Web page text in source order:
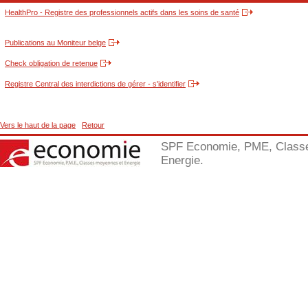
HealthPro - Registre des professionnels actifs dans les soins de santé
Publications au Moniteur belge
Check obligation de retenue
Registre Central des interdictions de gérer - s'identifier
Vers le haut de la page Retour
SPF Economie, PME,
Energie.